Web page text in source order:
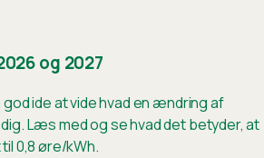
og 2027
god ide at vide hvad en ændring af
Læs med og se hvad det betyder, at
0,8 øre/kWh.